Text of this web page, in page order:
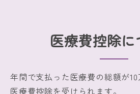
医療費控除に
年間で支払った医療費の総額が10
医療費控除を受けられます。